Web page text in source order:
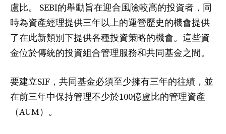
盧比。 SEBI的舉動旨在迎合風險較高的投資者，同
時為資產經理提供三年以上的運營歷史的機會提供
了在此新類別下提供各種投資策略的機會。這些資
金位於傳統的投資組合管理服務和共同基金之間。
要建立SIF，共同基金必須至少擁有三年的往績，並
在前三年中保持管理不少於100億盧比的管理資產
（AUM）。